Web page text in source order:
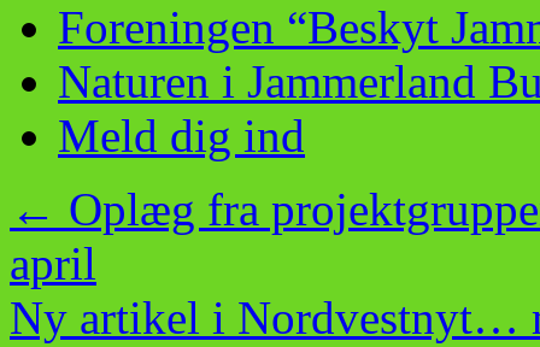
Foreningen “Beskyt
Naturen i Jammerland
Meld dig ind
← Oplæg fra
april
Ny artikel i Nordvestnyt…